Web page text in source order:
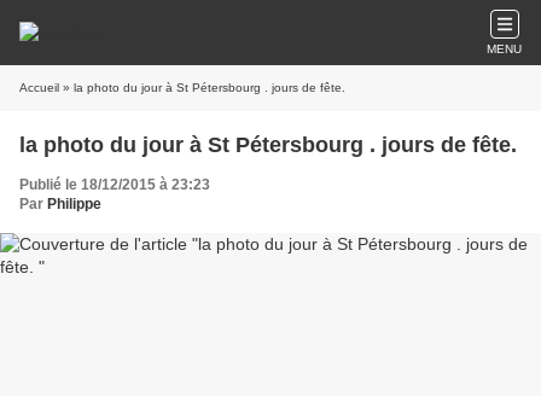
MENU
Accueil » la photo du jour à St Pétersbourg . jours de fête.
la photo du jour à St Pétersbourg . jours de fête.
Publié le 18/12/2015 à 23:23
Par Philippe